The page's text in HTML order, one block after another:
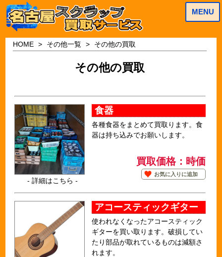
MENU
HOME その他一覧 その他の買取
その他の買取
- 詳細はこちら -
食器
各種食器をまとめて買取ります。食
器は持ち込みでお願いします。
買取価格：時価
お気に入りに追加
アコースティックギター
使われなくなったアコースティック
ギターを買い取ります。破損してい
たり部品が取れているものは減額さ
れます。